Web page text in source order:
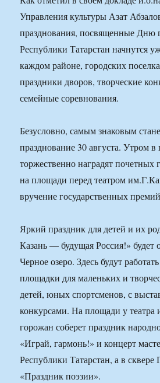
Управления культуры Азат
празднования, посвященные Дню
Республики Татарстан начнутся
каждом районе, городских
праздники дворов, творческие
семейные соревнования.
Безусловно, самым знаковым
празднование 30 августа. Утром
торжественно наградят почетных
на площади перед театром
вручение государственных
Яркий праздник для детей и их
Казань — будущая Россия!» будет
Черное озеро. Здесь будут
площадки для маленьких и
детей, юных спортсменов, с
конкурсами. На площади у театра
горожан соберет праздник
«Играй, гармонь!» и концерт
Республики Татарстан, а в сквере
«Праздник поэзии».